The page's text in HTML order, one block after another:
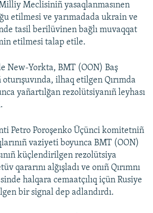
Meclisiniñ yasaqlanmasınen
etilmesi ve yarımadada ukrain ve
tasil berilüvinen bağlı muvaqqat
etilmesi talap etile.
New-Yorkta, BMT (OON) Baş
oturışuvında, ilhaq etilgen Qırımda
yañartılğan rezolütsiyanıñ leyhası
Petro Poroşenko Üçünci komitetniñ
vaziyeti boyunca BMT (OON)
küçlendirilgen rezolütsiya
qararını alğışladı ve onıñ Qırımnı
halqara cemaatçılıq içün Rusiye
bir signal dep adlandırdı.